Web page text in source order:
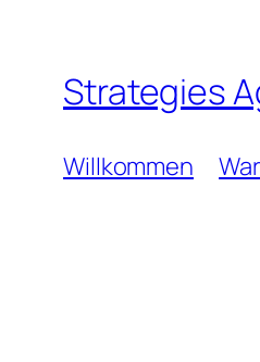
Inhalt
springenStrategies
Willkommen